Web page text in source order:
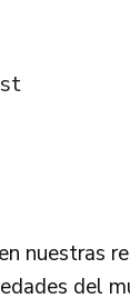
nuestras
del